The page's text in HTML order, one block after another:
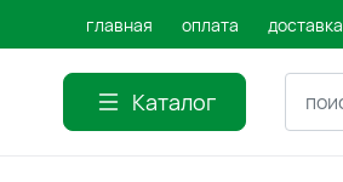
главная оплата доставка
Каталог